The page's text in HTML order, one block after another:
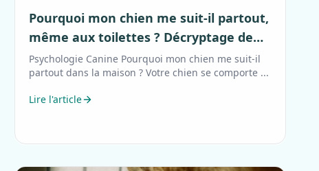
Pourquoi mon chien me suit-il partout,
même aux toilettes ? Décryptage de
l'hyper-attachement
Psychologie Canine Pourquoi mon chien me suit-il
partout dans la maison ? Votre chien se comporte ...
Lire l'article